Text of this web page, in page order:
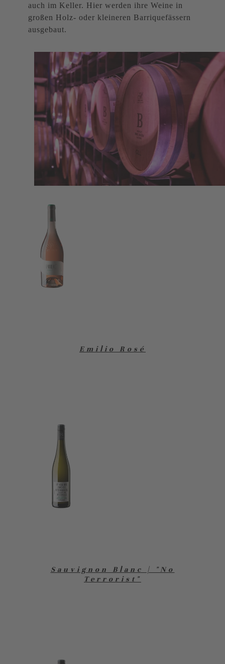
auch im Keller. Hier werden ihre Weine in
großen Holz- oder kleineren Barriquefässern
ausgebaut.
Emilio Rosé
Sauvignon Blanc | "No
Terrorist"